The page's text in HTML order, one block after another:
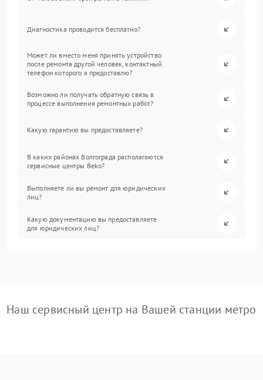
Диагностика проводится бесплатно?
Может ли вместо меня принять устройство
после ремонта другой человек, контактный
телефон которого я предоставлю?
Возможно ли получать обратную связь в
процессе выполнения ремонтных работ?
Какую гарантию вы предоставляете?
В каких районах Волгограда располагаются
сервисные центры Beko?
Выполняете ли вы ремонт для юридических
лиц?
Какую документацию вы предоставляете
для юридических лиц?
Наш сервисный центр на Вашей станции метро